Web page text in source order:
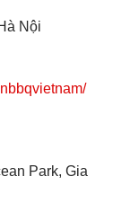
Nội
Park, Gia